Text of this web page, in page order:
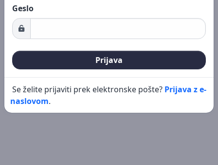
Geslo
Prijava
Se želite prijaviti prek elektronske pošte? Prijava z e-
naslovom.